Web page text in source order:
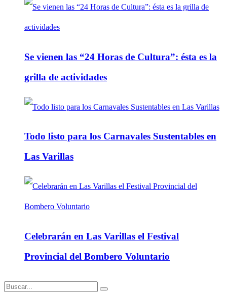
Se vienen las “24 Horas de Cultura”: ésta es la
grilla de actividades
Todo listo para los Carnavales Sustentables en
Las Varillas
Celebrarán en Las Varillas el Festival
Provincial del Bombero Voluntario